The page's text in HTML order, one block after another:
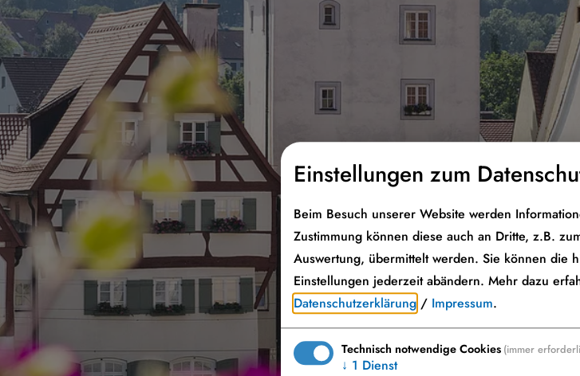
Einstellungen zum
Beim Besuch unserer Website werden
Zustimmung können diese auch an Dritte, z.B.
Auswertung, übermittelt werden. Sie können die
Einstellungen jederzeit abändern. Mehr dazu
Datenschutzerklärung / Impressum.
Technisch notwendige Cookies (immer
↓ 1 Dienst